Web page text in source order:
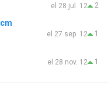
2
el 28 jul. 12
1
el 27 sep. 12
1
el 28 nov. 12